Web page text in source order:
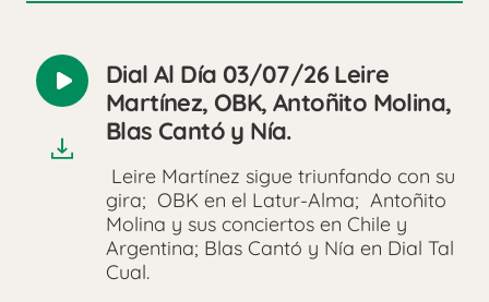
Reproducir
audio
Dial Al Día 03/07/26 Leire
Martínez, OBK, Antoñito Molina,
Blas Cantó y Nía.
Leire Martínez sigue triunfando con su
gira; OBK en el Latur-Alma; Antoñito
Molina y sus conciertos en Chile y
Argentina; Blas Cantó y Nía en Dial Tal
Cual.